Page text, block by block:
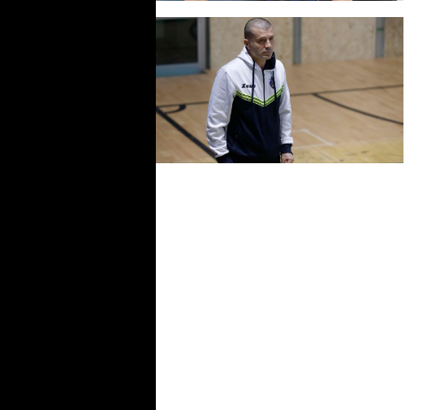
#futsalmercato, un volto nuovo
nell'IBS Le Crete: ufficiale
Francesco Bock